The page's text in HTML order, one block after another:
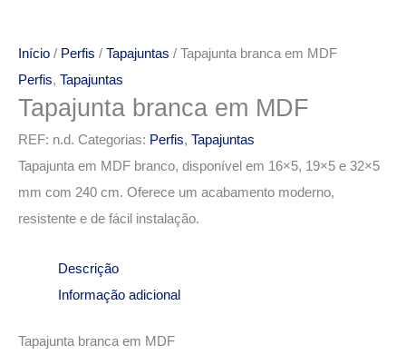
Início / Perfis / Tapajuntas / Tapajunta branca em MDF
Perfis, Tapajuntas
Tapajunta branca em MDF
REF: n.d. Categorias: Perfis, Tapajuntas
Tapajunta em MDF branco, disponível em 16×5, 19×5 e 32×5
mm com 240 cm. Oferece um acabamento moderno,
resistente e de fácil instalação.
Descrição
Informação adicional
Tapajunta branca em MDF